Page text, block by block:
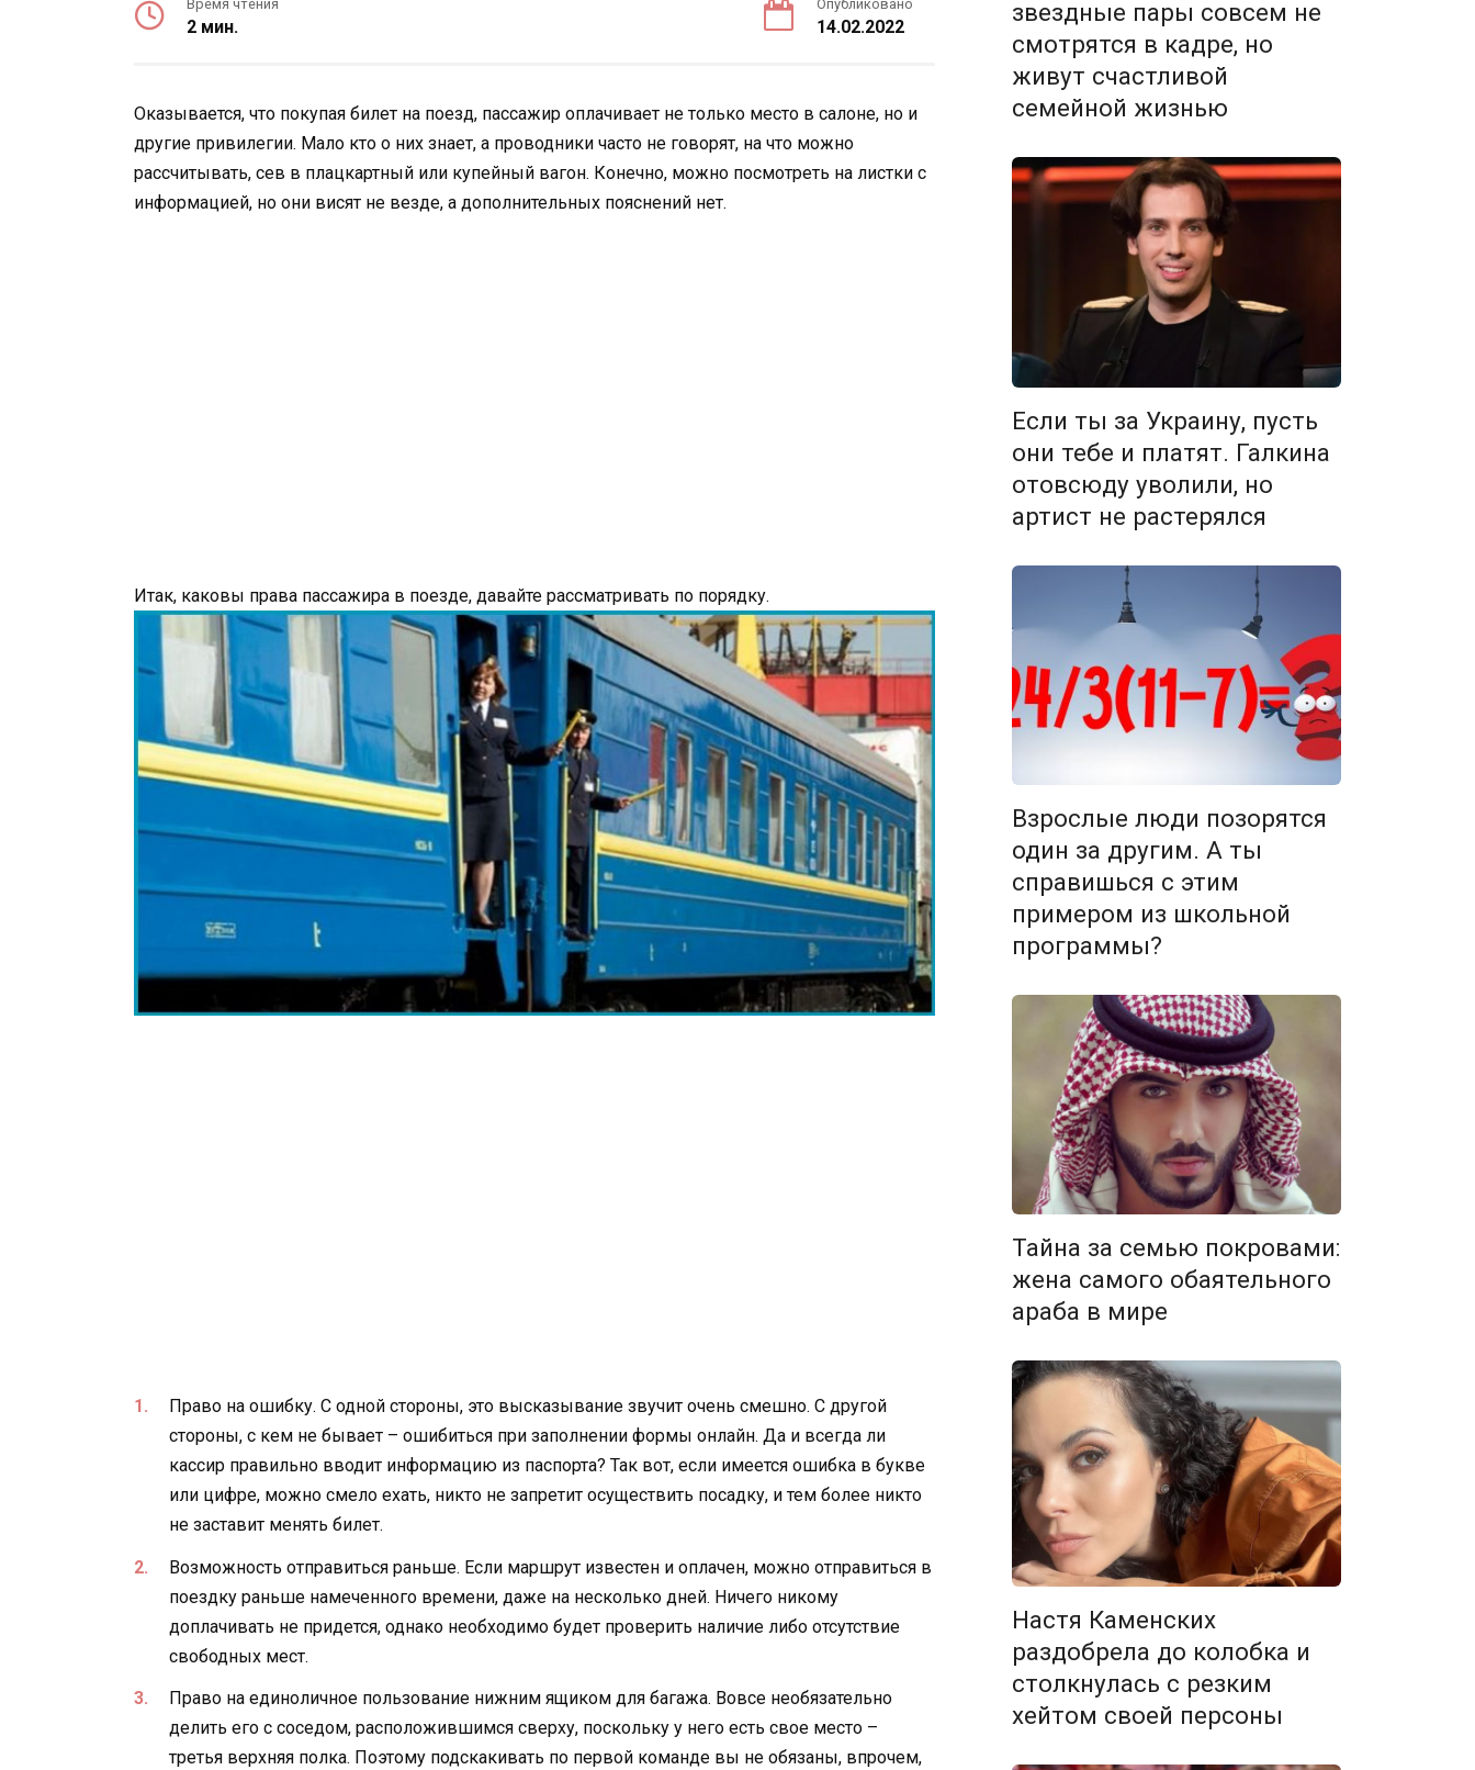
Время чтения
2 мин.
Опубликовано
14.02.2022
Оказывается, что покупая билет на поезд, пассажир оплачивает не только место в салоне, но и
другие привилегии. Мало кто о них знает, а проводники часто не говорят, на что можно
рассчитывать, сев в плацкартный или купейный вагон. Конечно, можно посмотреть на листки с
информацией, но они висят не везде, а дополнительных пояснений нет.
Итак, каковы права пассажира в поезде, давайте рассматривать по порядку.
Право на ошибку. С одной стороны, это высказывание звучит очень смешно. С другой
стороны, с кем не бывает – ошибиться при заполнении формы онлайн. Да и всегда ли
кассир правильно вводит информацию из паспорта? Так вот, если имеется ошибка в букве
или цифре, можно смело ехать, никто не запретит осуществить посадку, и тем более никто
не заставит менять билет.
Возможность отправиться раньше. Если маршрут известен и оплачен, можно отправиться в
поездку раньше намеченного времени, даже на несколько дней. Ничего никому
доплачивать не придется, однако необходимо будет проверить наличие либо отсутствие
свободных мест.
Право на единоличное пользование нижним ящиком для багажа. Вовсе необязательно
делить его с соседом, расположившимся сверху, поскольку у него есть свое место –
третья верхняя полка. Поэтому подскакивать по первой команде вы не обязаны, впрочем,
звездные пары совсем не
смотрятся в кадре, но
живут счастливой
семейной жизнью
Если ты за Украину, пусть
они тебе и платят. Галкина
отовсюду уволили, но
артист не растерялся
Взрослые люди позорятся
один за другим. А ты
справишься с этим
примером из школьной
программы?
Тайна за семью покровами:
жена самого обаятельного
араба в мире
Настя Каменских
раздобрела до колобка и
столкнулась с резким
хейтом своей персоны